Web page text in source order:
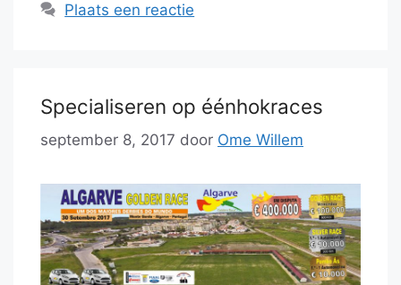
Plaats een reactie
Specialiseren op éénhokraces
september 8, 2017 door Ome Willem